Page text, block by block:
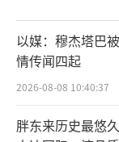
以媒：穆杰塔巴
情传闻四起
2026-08-08 10:40:37
胖东来历史最悠